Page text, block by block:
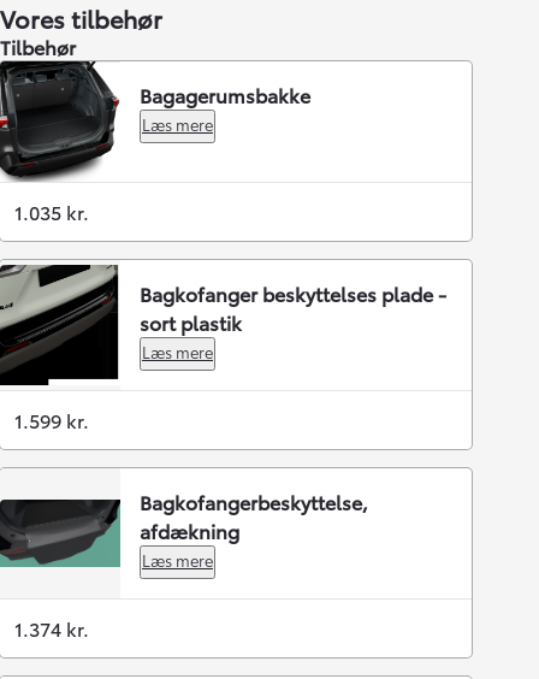
Vores tilbehør
Tilbehør
Bagagerumsbakke
Læs mere
1.035 kr.
Bagkofanger beskyttelses plade -
sort plastik
Læs mere
1.599 kr.
Bagkofangerbeskyttelse,
afdækning
Læs mere
1.374 kr.